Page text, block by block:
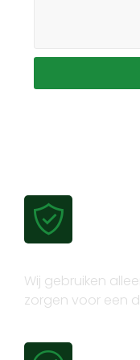
Wij gebruiken
zorgen voor een